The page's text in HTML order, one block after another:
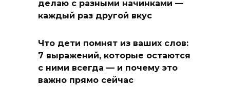
делаю с разными начинками —
каждый раз другой вкус
Что дети помнят из ваших слов:
7 выражений, которые остаются
с ними всегда — и почему это
важно прямо сейчас